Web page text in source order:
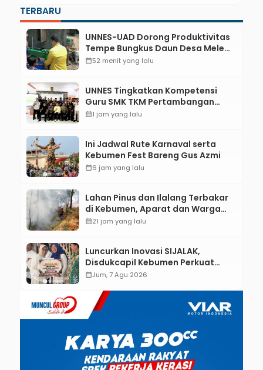
TERBARU
UNNES-UAD Dorong Produktivitas
Tempe Bungkus Daun Desa Meles,
Bantu Mesin dan Pendampingan
calendar_month52 menit yang lalu
UNNES Tingkatkan Kompetensi
Guru SMK TKM Pertambangan
Kebumen melalui Desain Green
calendar_month1 jam yang lalu
Ini Jadwal Rute Karnaval serta
Kebumen Fest Bareng Gus Azmi
calendar_month6 jam yang lalu
Lahan Pinus dan Ilalang Terbakar
di Kebumen, Aparat dan Warga
Padamkan Api Secara Manual
calendar_month21 jam yang lalu
Luncurkan Inovasi SIJALAK,
Disdukcapil Kebumen Perkuat
Jejaring Literasi Adminduk hingga
calendar_monthJum, 7 Agu 2026